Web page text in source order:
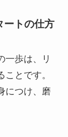
ートの仕方
一歩は、リ
とです。
につけ、磨